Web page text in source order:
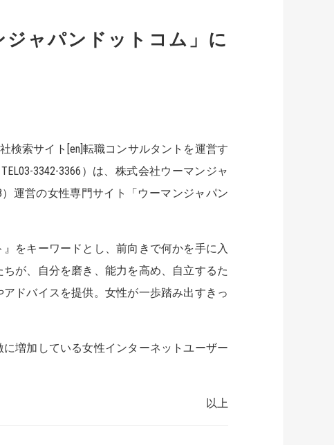
ャパンドットコム」に
検索サイト[en]転職コンサルタントを運営す
3342-3366）は、株式会社ウーマンジャ
運営の女性専門サイト「ウーマンジャパン
をキーワードとし、前向きで何かを手に入
が、自分を磨き、能力を高め、自立するた
ドバイスを提供。女性が一歩踏み出すきっ
増加している女性インターネットユーザー
以上